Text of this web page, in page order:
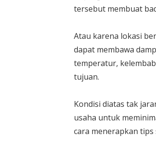
tersebut membuat
Atau karena lokasi
dapat membawa
temperatur,
tujuan.
Kondisi diatas tak
usaha untuk
cara menerapkan